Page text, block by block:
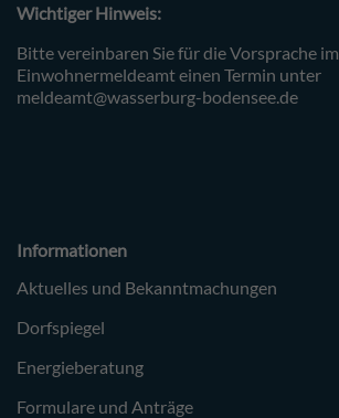
Wichtiger Hinweis:
Bitte vereinbaren Sie für die Vorsprache im
Einwohnermeldeamt einen Termin unter
meldeamt@wasserburg-bodensee.de
Informationen
Aktuelles und Bekanntmachungen
Dorfspiegel
Energieberatung
Formulare und Anträge